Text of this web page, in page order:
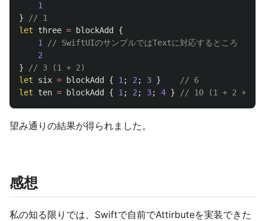
1
}
// 1
let
three = blockAdd
{
1
// SwiftUIのサンプルではTextに対応するところ
2
}
// 3 (1 + 2)
let
six = blockAdd { 1 ; 2 ; 3 }
// 6
let
ten = blockAdd { 1 ; 2 ; 3; 4 } // 10 (1 + 2 + 3
望み通りの結果が得られました。
感想
私の知る限りでは、Swiftで自前でAttirbuteを実装できた